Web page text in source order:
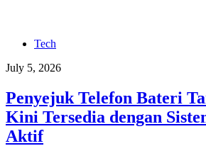
Tech
July 5, 2026
Penyejuk Telefon Bateri
Kini Tersedia dengan
Aktif